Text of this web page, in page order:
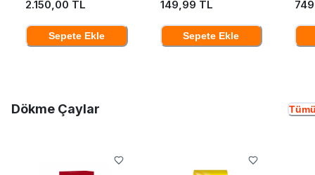
2.150,00 TL
Sepete Ekle
149,99 TL
Sepete Ekle
Dökme Çaylar